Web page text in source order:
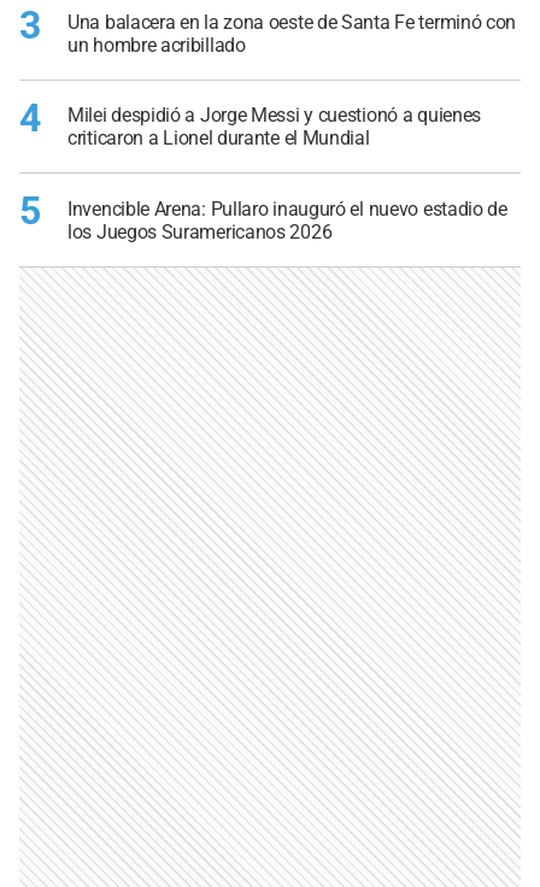
3
Una balacera en la zona oeste de Santa Fe terminó con
un hombre acribillado
4
Milei despidió a Jorge Messi y cuestionó a quienes
criticaron a Lionel durante el Mundial
5
Invencible Arena: Pullaro inauguró el nuevo estadio de
los Juegos Suramericanos 2026